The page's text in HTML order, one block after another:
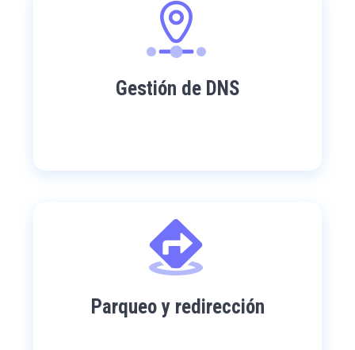
Gestión de DNS
Parqueo y redirección